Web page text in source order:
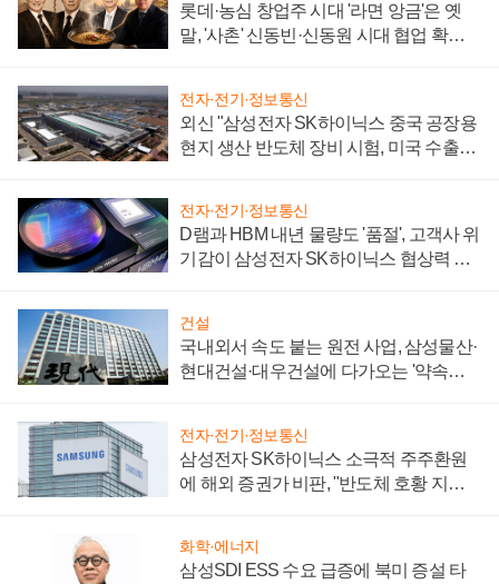
롯데·농심 창업주 시대 '라면 앙금'은 옛
말, '사촌' 신동빈·신동원 시대 협업 확대
전자·전기·정보통신
외신 "삼성전자 SK하이닉스 중국 공장용
현지 생산 반도체 장비 시험, 미국 수출통
전자·전기·정보통신
D램과 HBM 내년 물량도 '품절', 고객사 위
기감이 삼성전자 SK하이닉스 협상력 더
건설
국내외서 속도 붙는 원전 사업, 삼성물산·
현대건설·대우건설에 다가오는 '약속의
전자·전기·정보통신
삼성전자 SK하이닉스 소극적 주주환원
에 해외 증권가 비판, "반도체 호황 지속
화학·에너지
삼성SDI ESS 수요 급증에 북미 증설 타